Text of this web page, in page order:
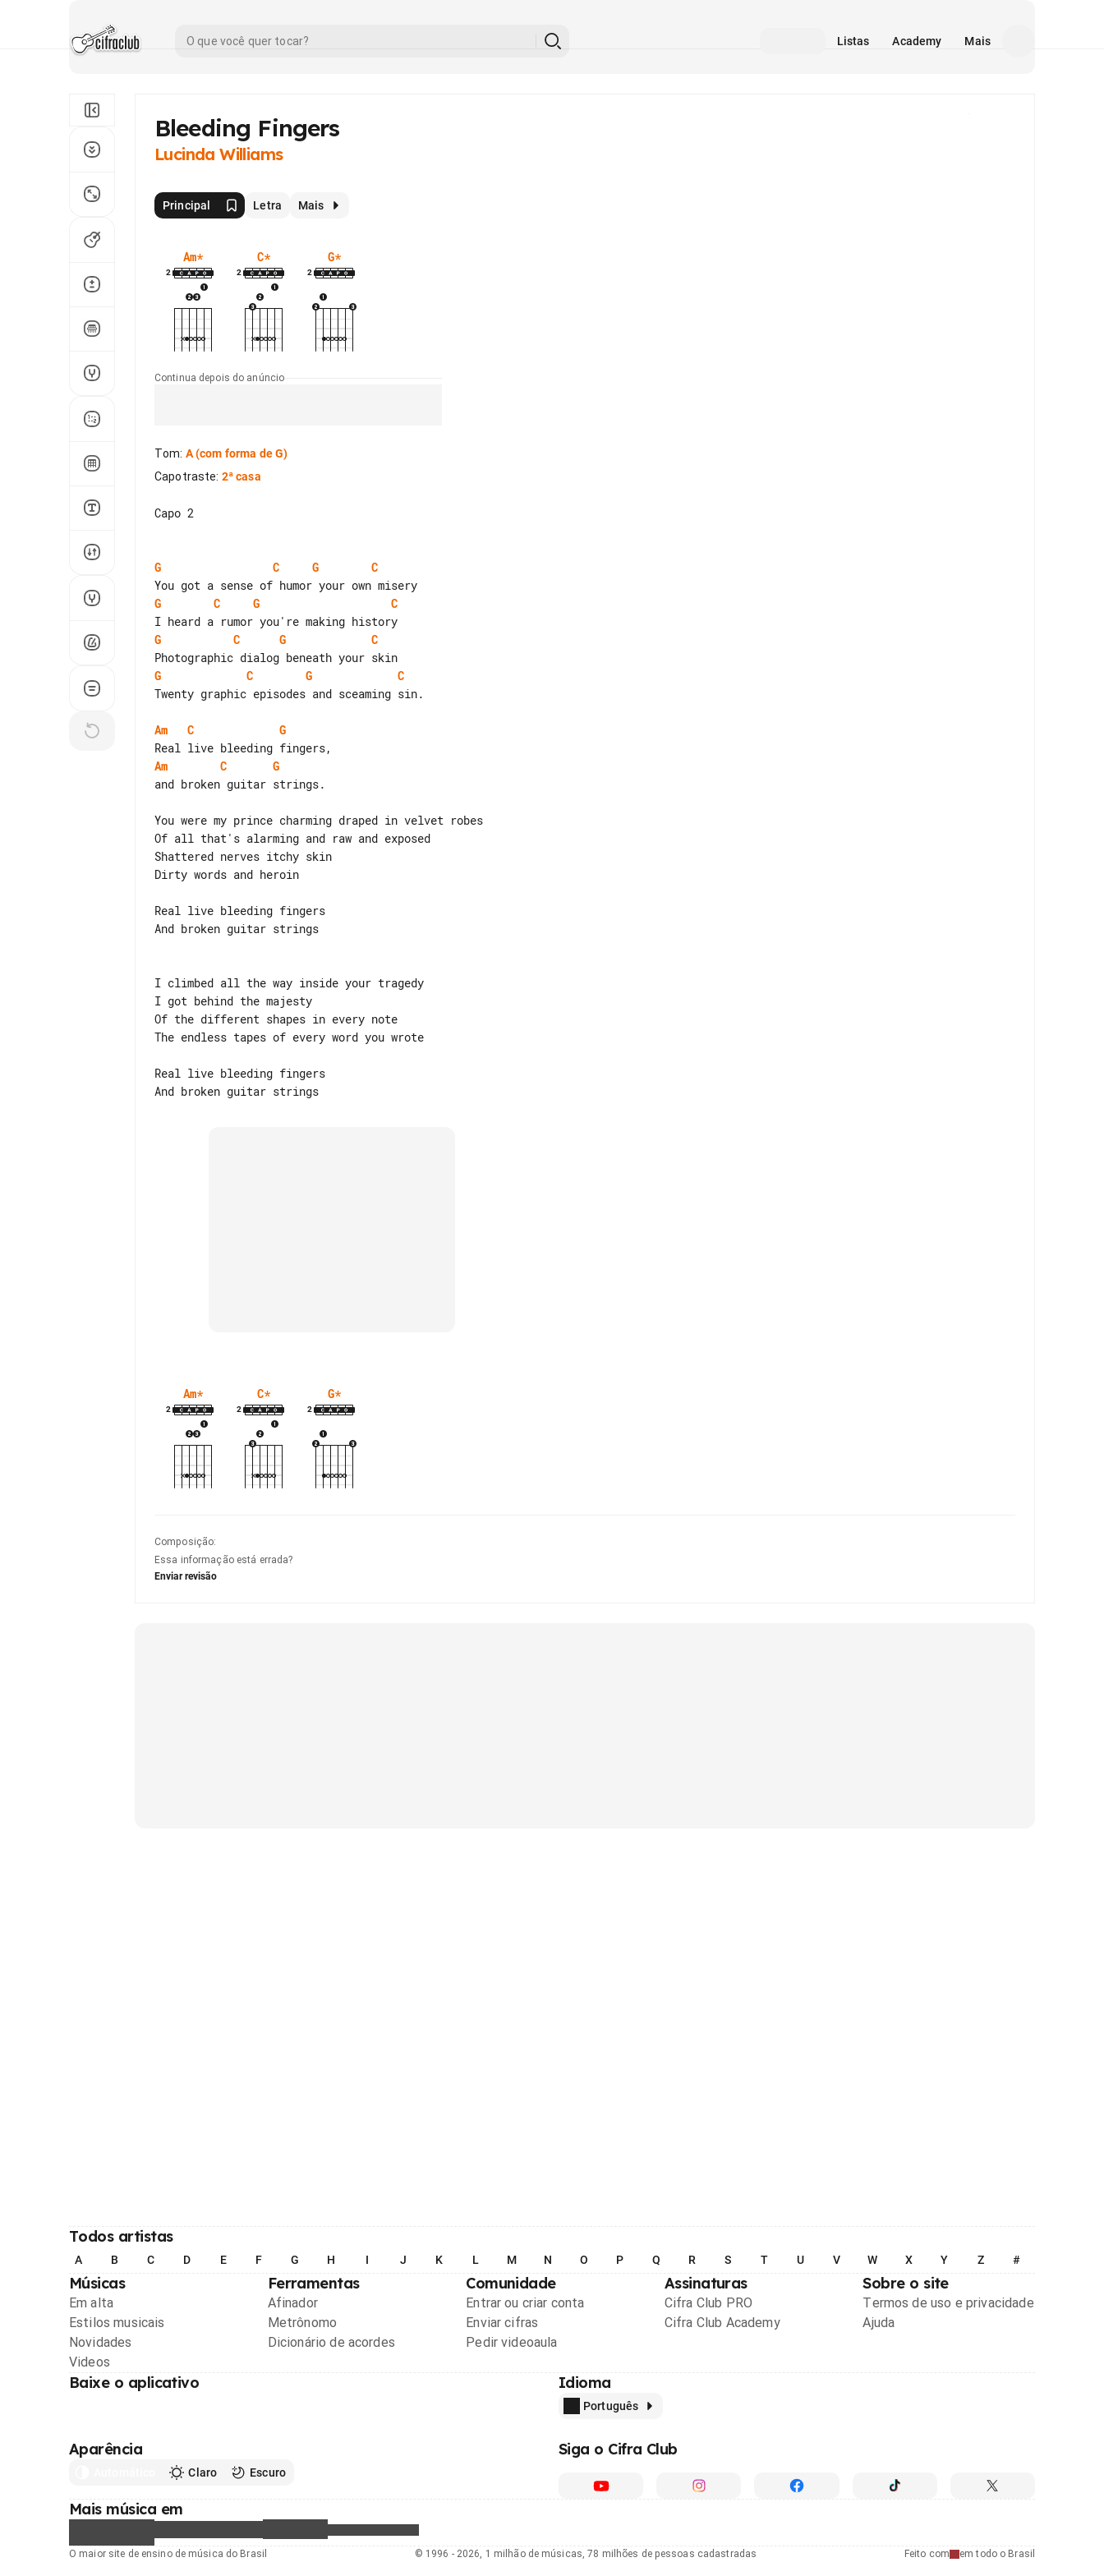
Listas Academy Mais
Bleeding Fingers
Lucinda Williams
Principal Letra Mais
Am*
2
C*
2
G*
2
Continua depois do anúncio
Tom: A(com forma de G)
Capotraste: 2ª casa
Capo 2
G C G
C
G
C G
C
G
C G
C
G
C G
C
Twenty graphic episodes and sceaming sin.
Am C
G
Am
C
G
and broken guitar strings.
You were my prince charming draped in velvet robes
Of all that's alarming and raw and exposed
Shattered nerves itchy skin
Dirty words and heroin
Real live bleeding fingers
And broken guitar strings
I climbed all the way inside your tragedy
I got behind the majesty
Of the different shapes in every note
The endless tapes of every word you wrote
Real live bleeding fingers
Am*
2
C*
2
G*
2
Composição:
Essa informação está errada?
Enviar revisão
Todos artistas
A B C D E F G H I J K L M N O P Q R S T U V W X Y Z #
Músicas
Em alta
Estilos musicais
Novidades
Videos
Ferramentas
Afinador
Metrônomo
Dicionário de acordes
Comunidade
Entrar ou criar conta
Enviar cifras
Pedir videoaula
Assinaturas
Cifra Club PRO
Cifra Club Academy
Sobre o site
Termos de uso e privacidade
Ajuda
Baixe o aplicativo Idioma
Português
Aparência
Claro Escuro
Siga o Cifra Club
Mais música em
O maior site de ensino de música do Brasil Feito com em todo o Brasil
© 1996 - 2026, 1 milhão de músicas, 78 milhões de pessoas cadastradas